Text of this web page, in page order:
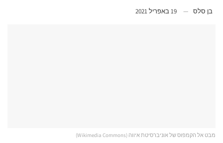
בן סלס 19 באפריל 2021
מבט אל הקמפוס של אוניברסיטת איווה (Wikimedia Commons)